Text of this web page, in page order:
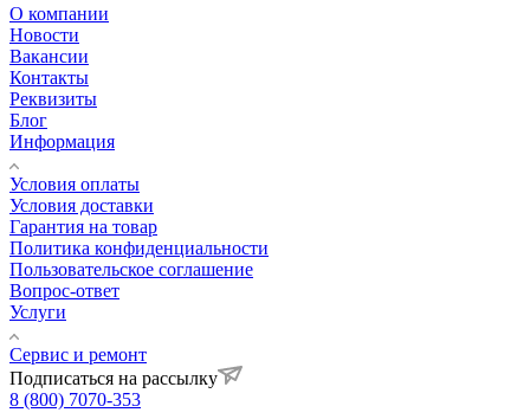
О компании
Новости
Вакансии
Контакты
Реквизиты
Блог
Информация
Условия оплаты
Условия доставки
Гарантия на товар
Политика конфиденциальности
Пользовательское соглашение
Вопрос-ответ
Услуги
Сервис и ремонт
Подписаться на рассылку
8 (800) 7070-353